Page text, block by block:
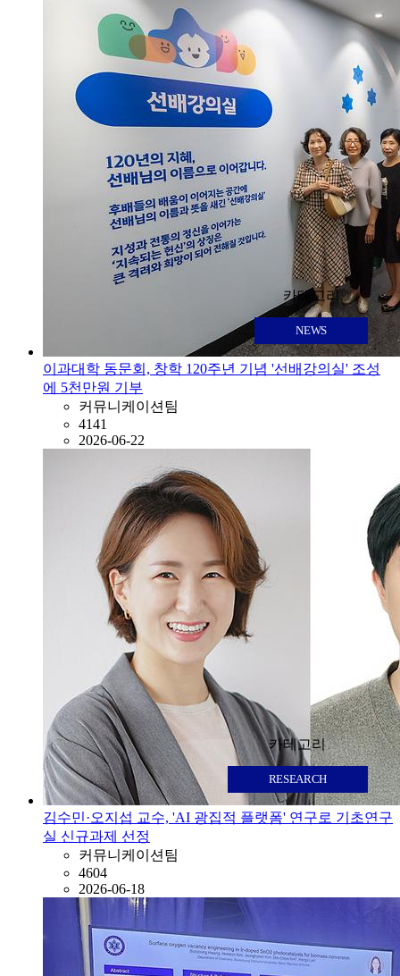
카테고리
NEWS
이과대학 동문회, 창학 120주년 기념 '선배강의실' 조성
에 5천만원 기부
커뮤니케이션팀
4141
2026-06-22
카테고리
RESEARCH
김수민·오지섭 교수, 'AI 광집적 플랫폼' 연구로 기초연구
실 신규과제 선정
커뮤니케이션팀
4604
2026-06-18